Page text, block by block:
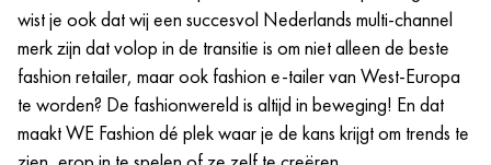
ervaring en equal pay m/v/x.
betekenis voor jou.
De kans om continu te leren en te ontwikkelen, zowel
vakinhoudelijk als persoonlijk. Vanuit onze WE®
Academy bieden we bijvoorbeeld verschillende
opleidings- en trainingsmogelijkheden die jij nodig
wist je ook dat wij een succesvol Nederlands multi-channel
merk zijn dat volop in de transitie is om niet alleen de beste
fashion retailer, maar ook fashion e-tailer van West-Europa
te worden? De fashionwereld is altijd in beweging! En dat
maakt WE Fashion dé plek waar je de kans krijgt om trends te